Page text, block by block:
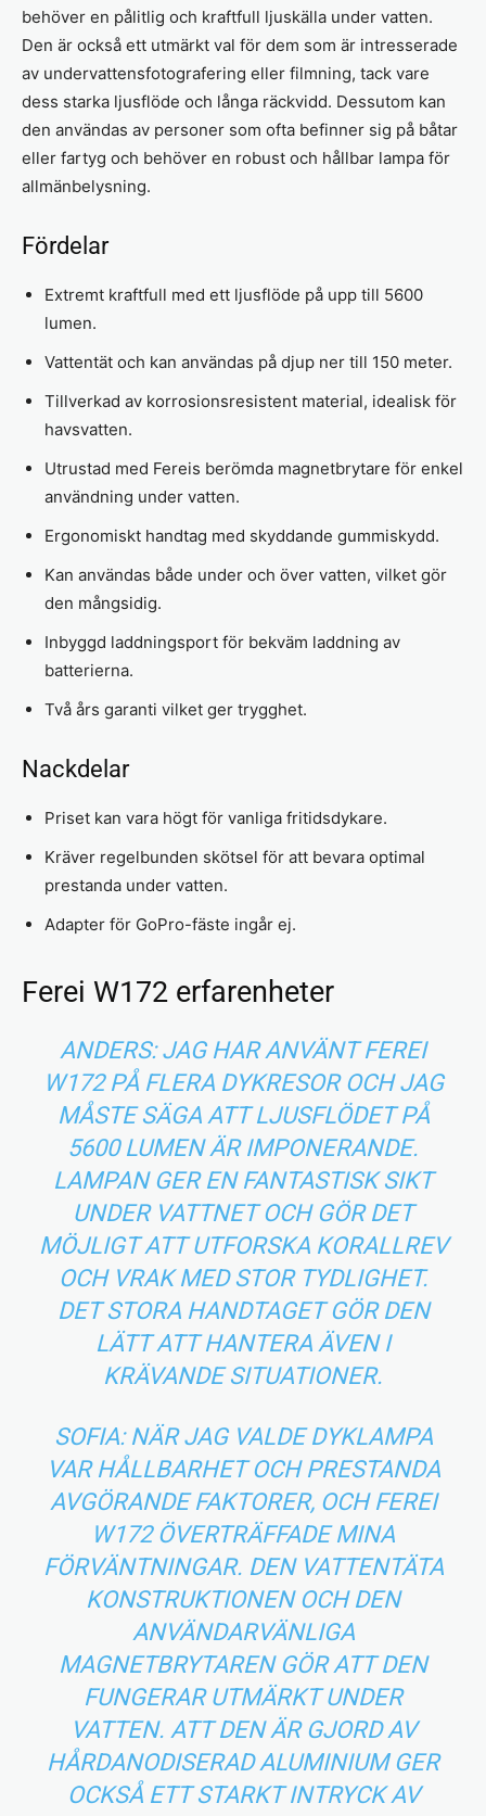
behöver en pålitlig och kraftfull ljuskälla under vatten.
Den är också ett utmärkt val för dem som är intresserade
av undervattensfotografering eller filmning, tack vare
dess starka ljusflöde och långa räckvidd. Dessutom kan
den användas av personer som ofta befinner sig på båtar
eller fartyg och behöver en robust och hållbar lampa för
allmänbelysning.
Fördelar
Extremt kraftfull med ett ljusflöde på upp till 5600
lumen.
Vattentät och kan användas på djup ner till 150 meter.
Tillverkad av korrosionsresistent material, idealisk för
havsvatten.
Utrustad med Fereis berömda magnetbrytare för enkel
användning under vatten.
Ergonomiskt handtag med skyddande gummiskydd.
Kan användas både under och över vatten, vilket gör
den mångsidig.
Inbyggd laddningsport för bekväm laddning av
batterierna.
Två års garanti vilket ger trygghet.
Nackdelar
Priset kan vara högt för vanliga fritidsdykare.
Kräver regelbunden skötsel för att bevara optimal
prestanda under vatten.
Adapter för GoPro-fäste ingår ej.
Ferei W172 erfarenheter
ANDERS: JAG HAR ANVÄNT FEREI
W172 PÅ FLERA DYKRESOR OCH JAG
MÅSTE SÄGA ATT LJUSFLÖDET PÅ
5600 LUMEN ÄR IMPONERANDE.
LAMPAN GER EN FANTASTISK SIKT
UNDER VATTNET OCH GÖR DET
MÖJLIGT ATT UTFORSKA KORALLREV
OCH VRAK MED STOR TYDLIGHET.
DET STORA HANDTAGET GÖR DEN
LÄTT ATT HANTERA ÄVEN I
KRÄVANDE SITUATIONER.
SOFIA: NÄR JAG VALDE DYKLAMPA
VAR HÅLLBARHET OCH PRESTANDA
AVGÖRANDE FAKTORER, OCH FEREI
W172 ÖVERTRÄFFADE MINA
FÖRVÄNTNINGAR. DEN VATTENTÄTA
KONSTRUKTIONEN OCH DEN
ANVÄNDARVÄNLIGA
MAGNETBRYTAREN GÖR ATT DEN
FUNGERAR UTMÄRKT UNDER
VATTEN. ATT DEN ÄR GJORD AV
HÅRDANODISERAD ALUMINIUM GER
OCKSÅ ETT STARKT INTRYCK AV